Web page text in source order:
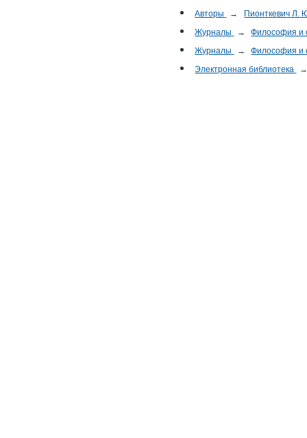
Авторы →
Пионткевич Л.
Журналы
→
Философия и
Журналы
→
Философия и
Электронная библиотека